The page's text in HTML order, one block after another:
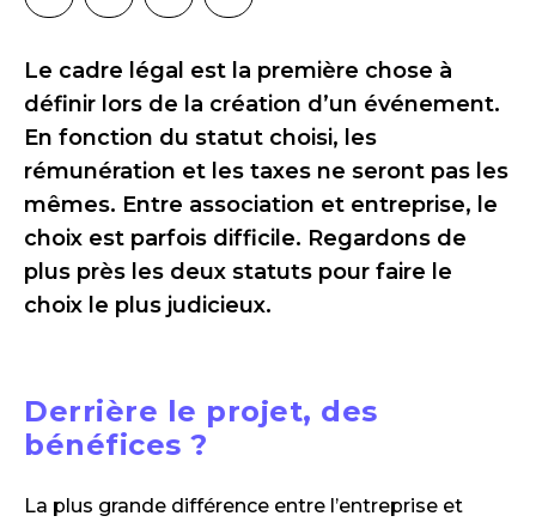
Le cadre légal est la première chose à
définir lors de la création d’un événement.
En fonction du statut choisi, les
rémunération et les taxes ne seront pas les
mêmes. Entre association et entreprise, le
choix est parfois difficile. Regardons de
plus près les deux statuts pour faire le
choix le plus judicieux.
Derrière le projet, des
bénéfices ?
La plus grande différence entre l’entreprise et